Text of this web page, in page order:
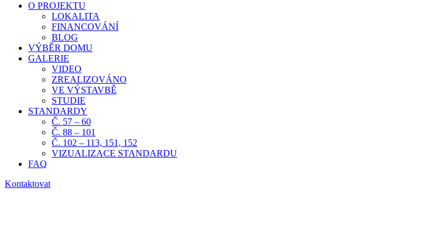
O PROJEKTU
LOKALITA
FINANCOVÁNÍ
BLOG
VÝBĚR DOMU
GALERIE
VIDEO
ZREALIZOVÁNO
VE VÝSTAVBĚ
STUDIE
STANDARDY
Č. 57 – 60
Č. 88 – 101
Č. 102 – 113, 151, 152
VIZUALIZACE STANDARDU
FAQ
Kontaktovat